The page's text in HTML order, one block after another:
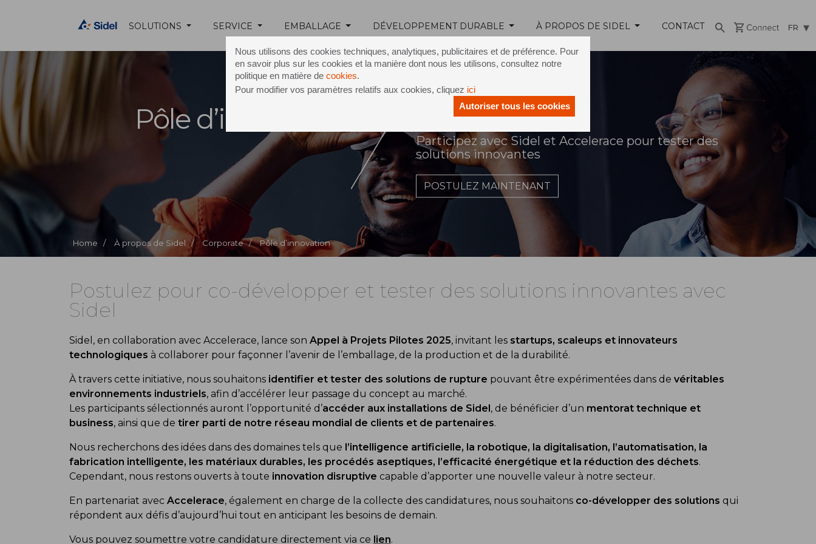
Nous utilisons des cookies techniques, analytiques, publicitaires et de préférence. Pour
en savoir plus sur les cookies et la manière dont nous les utilisons, consultez notre
politique en matière de cookies.
Pour modifier vos paramètres relatifs aux cookies, cliquez ici
Autoriser tous les cookies
SOLUTIONS SERVICE EMBALLAGE DÉVELOPPEMENT DURABLE À PROPOS DE SIDEL CONTACT FR
Home / À propos de Sidel / Corporate / Pôle d’innovation
Pôle d’innovation
Participez avec Sidel et Accelerace pour tester des
solutions innovantes
POSTULEZ MAINTENANT
Postulez pour co-développer et tester des solutions innovantes avec
Sidel
Sidel, en collaboration avec Accelerace, lance son Appel à Projets Pilotes 2025, invitant les startups, scaleups et innovateurs
technologiques à collaborer pour façonner l’avenir de l’emballage, de la production et de la durabilité.
À travers cette initiative, nous souhaitons identifier et tester des solutions de rupture pouvant être expérimentées dans de véritables
environnements industriels, afin d’accélérer leur passage du concept au marché.
Les participants sélectionnés auront l’opportunité d’accéder aux installations de Sidel, de bénéficier d’un mentorat technique et
business, ainsi que de tirer parti de notre réseau mondial de clients et de partenaires.
Nous recherchons des idées dans des domaines tels que l’intelligence artificielle, la robotique, la digitalisation, l’automatisation, la
fabrication intelligente, les matériaux durables, les procédés aseptiques, l’efficacité énergétique et la réduction des déchets.
Cependant, nous restons ouverts à toute innovation disruptive capable d’apporter une nouvelle valeur à notre secteur.
En partenariat avec Accelerace, également en charge de la collecte des candidatures, nous souhaitons co-développer des solutions qui
répondent aux défis d’aujourd’hui tout en anticipant les besoins de demain.
Vous pouvez soumettre votre candidature directement via ce lien.